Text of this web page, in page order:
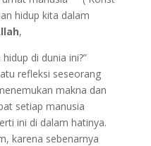
hidup kita dalam
,
di dunia ini?”
refleksi seseorang
makna dan
setiap manusia
ini di dalam hatinya.
karena sebenarnya